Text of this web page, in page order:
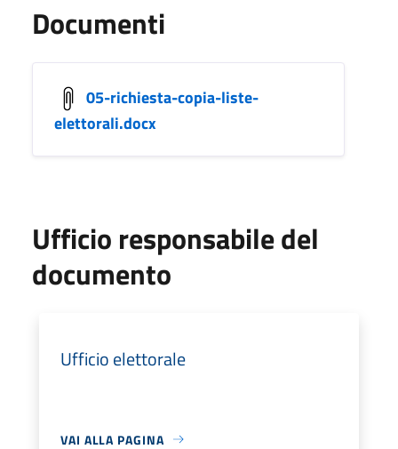
Documenti
05-richiesta-copia-liste-
elettorali.docx
Ufficio responsabile del
documento
Ufficio elettorale
VAI ALLA PAGINA